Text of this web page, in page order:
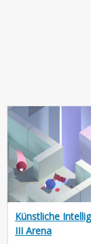
Künstliche
III Arena